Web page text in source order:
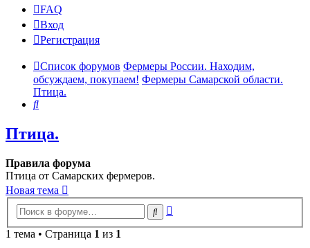
FAQ
Вход
Регистрация
Список форумов Фермеры России. Находим,
обсуждаем, покупаем! Фермеры Самарской области.
Птица.
Поиск
Птица.
Правила форума
Птица от Самарских фермеров.
Новая тема
Поиск
1 тема • Страница 1 из 1